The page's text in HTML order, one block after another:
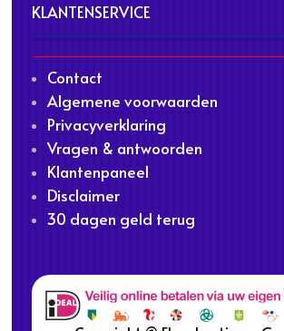
KLANTENSERVICE
Contact
Algemene voorwaarden
Privacyverklaring
Vragen & antwoorden
Klantenpaneel
Disclaimer
30 dagen geld terug